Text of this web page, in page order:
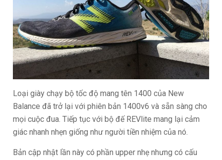
Loại giày chạy bộ tốc độ mang tên 1400 của New
Balance đã trở lại với phiên bản 1400v6 và sẵn sàng cho
mọi cuộc đua. Tiếp tục với bộ đế REVlite mang lại cảm
giác nhanh nhẹn giống như người tiền nhiệm của nó.
Bản cập nhật lần này có phần upper nhẹ nhưng có cấu